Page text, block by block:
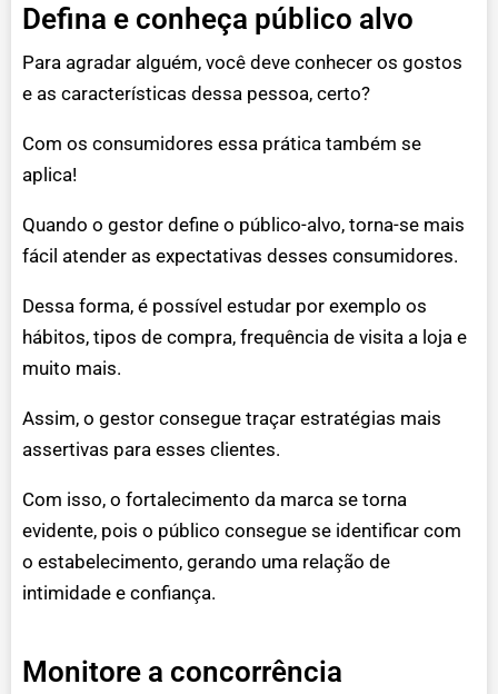
Defina e conheça público alvo
Para agradar alguém, você deve conhecer os gostos
e as características dessa pessoa, certo?
Com os consumidores essa prática também se
aplica!
Quando o gestor define o público-alvo, torna-se mais
fácil atender as expectativas desses consumidores.
Dessa forma, é possível estudar por exemplo os
hábitos, tipos de compra, frequência de visita a loja e
muito mais.
Assim, o gestor consegue traçar estratégias mais
assertivas para esses clientes.
Com isso, o fortalecimento da marca se torna
evidente, pois o público consegue se identificar com
o estabelecimento, gerando uma relação de
intimidade e confiança.
Monitore a concorrência